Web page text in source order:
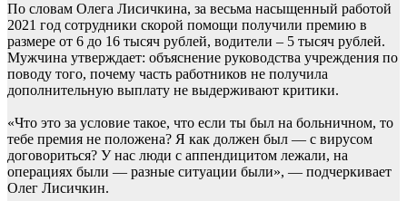
По словам Олега Лисичкина, за весьма насыщенный работой
2021 год сотрудники скорой помощи получили премию в
размере от 6 до 16 тысяч рублей, водители – 5 тысяч рублей.
Мужчина утверждает: объяснение руководства учреждения по
поводу того, почему часть работников не получила
дополнительную выплату не выдерживают критики.
«Что это за условие такое, что если ты был на больничном, то
тебе премия не положена? Я как должен был — с вирусом
договориться? У нас люди с аппендицитом лежали, на
операциях были — разные ситуации были», — подчеркивает
Олег Лисичкин.